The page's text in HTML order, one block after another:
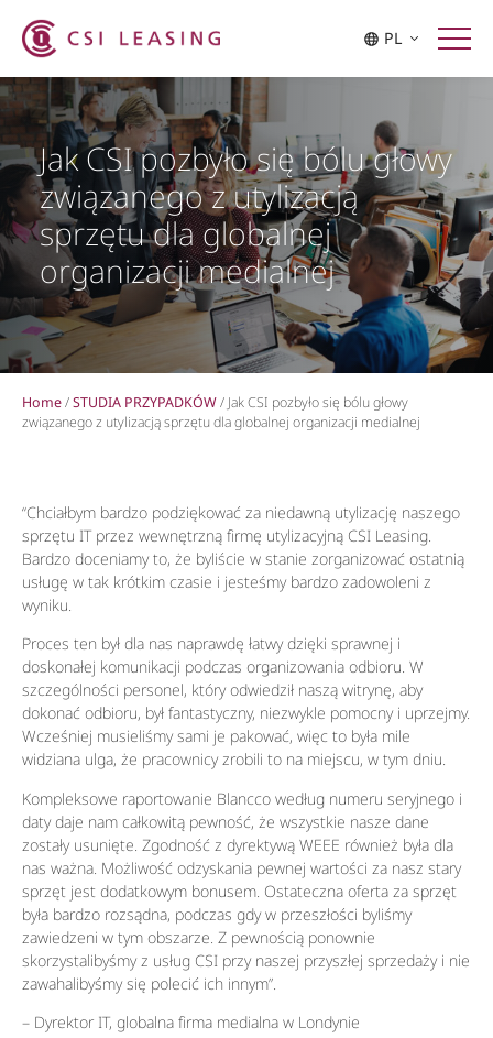
PL
Jak CSI pozbyło się bólu głowy
związanego z utylizacją
sprzętu dla globalnej
organizacji medialnej
Home/STUDIA PRZYPADKÓW/ Jak CSI pozbyło się bólu głowy
związanego z utylizacją sprzętu dla globalnej organizacji medialnej
“Chciałbym bardzo podziękować za niedawną utylizację naszego
sprzętu IT przez wewnętrzną firmę utylizacyjną CSI Leasing.
Bardzo doceniamy to, że byliście w stanie zorganizować ostatnią
usługę w tak krótkim czasie i jesteśmy bardzo zadowoleni z
wyniku.
Proces ten był dla nas naprawdę łatwy dzięki sprawnej i
doskonałej komunikacji podczas organizowania odbioru. W
szczególności personel, który odwiedził naszą witrynę, aby
dokonać odbioru, był fantastyczny, niezwykle pomocny i uprzejmy.
Wcześniej musieliśmy sami je pakować, więc to była mile
widziana ulga, że pracownicy zrobili to na miejscu, w tym dniu.
Kompleksowe raportowanie Blancco według numeru seryjnego i
daty daje nam całkowitą pewność, że wszystkie nasze dane
zostały usunięte. Zgodność z dyrektywą WEEE również była dla
nas ważna. Możliwość odzyskania pewnej wartości za nasz stary
sprzęt jest dodatkowym bonusem. Ostateczna oferta za sprzęt
była bardzo rozsądna, podczas gdy w przeszłości byliśmy
zawiedzeni w tym obszarze. Z pewnością ponownie
skorzystalibyśmy z usług CSI przy naszej przyszłej sprzedaży i nie
zawahalibyśmy się polecić ich innym”.
– Dyrektor IT, globalna firma medialna w Londynie